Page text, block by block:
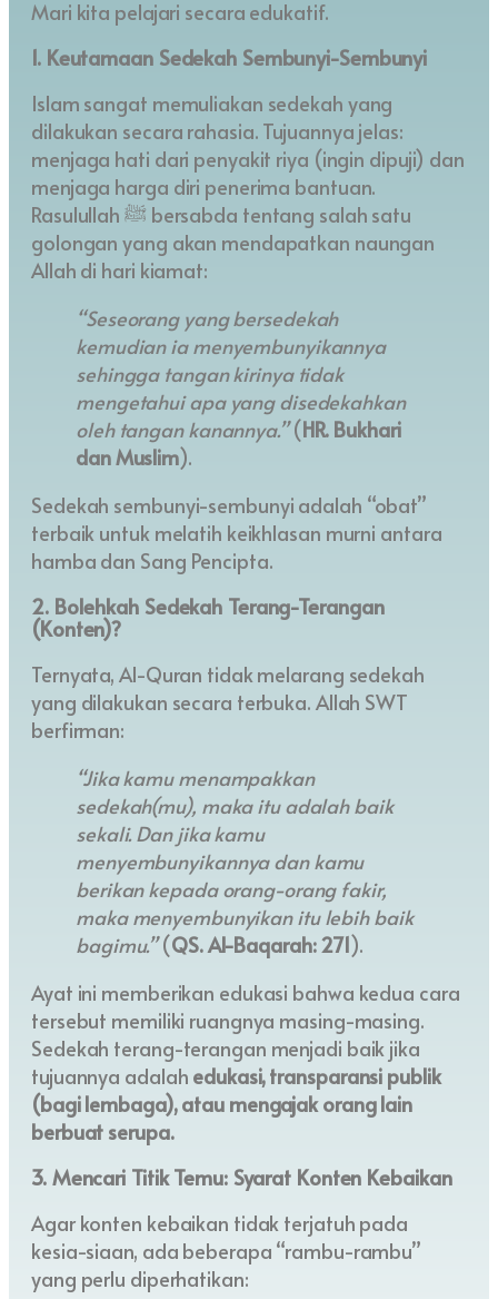
Mari kita pelajari secara edukatif.
1. Keutamaan Sedekah Sembunyi-Sembunyi
Islam sangat memuliakan sedekah yang
dilakukan secara rahasia. Tujuannya jelas:
menjaga hati dari penyakit riya (ingin dipuji) dan
menjaga harga diri penerima bantuan.
Rasulullah ﷺ bersabda tentang salah satu
golongan yang akan mendapatkan naungan
Allah di hari kiamat:
“Seseorang yang bersedekah
kemudian ia menyembunyikannya
sehingga tangan kirinya tidak
mengetahui apa yang disedekahkan
oleh tangan kanannya.”(HR. Bukhari
dan Muslim).
Sedekah sembunyi-sembunyi adalah “obat”
terbaik untuk melatih keikhlasan murni antara
hamba dan Sang Pencipta.
2. Bolehkah Sedekah Terang-Terangan
(Konten)?
Ternyata, Al-Quran tidak melarang sedekah
yang dilakukan secara terbuka. Allah SWT
berfirman:
“Jika kamu menampakkan
sedekah(mu), maka itu adalah baik
sekali. Dan jika kamu
menyembunyikannya dan kamu
berikan kepada orang-orang fakir,
maka menyembunyikan itu lebih baik
bagimu.”(QS. Al-Baqarah: 271).
Ayat ini memberikan edukasi bahwa kedua cara
tersebut memiliki ruangnya masing-masing.
Sedekah terang-terangan menjadi baik jika
tujuannya adalah edukasi, transparansi publik
(bagi lembaga), atau mengajak orang lain
berbuat serupa.
3. Mencari Titik Temu: Syarat Konten Kebaikan
Agar konten kebaikan tidak terjatuh pada
kesia-siaan, ada beberapa “rambu-rambu”
yang perlu diperhatikan: